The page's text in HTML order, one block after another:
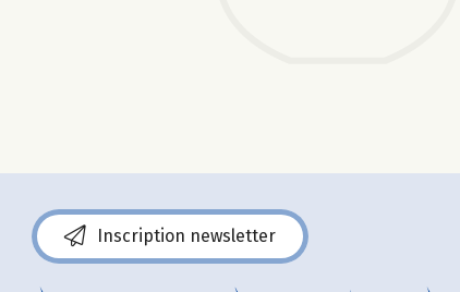
Inscription newsletter